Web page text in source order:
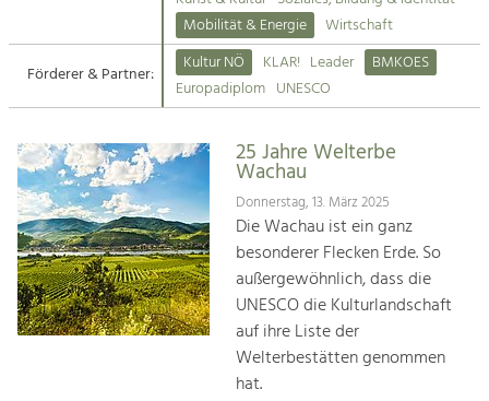
Suche
Impressum
Kontakt
Tourismus
Angebotsentwicklung und
Kunst & Kultur
Handwerk, Wissenschaft und Forschung.
Soziales, Bildung &
Identität
Gleichberechtigung, Jugend und
Integration
Mobilität & Energie
Klimawandel, öffentlicher Verkehr und
Mobilität & Energie
Wirtschaft
Förderer & Partner:
Kultur NÖ KLAR! Leader
BMKOES
Europadiplom UNESCO
25 Jahre Welterbe
Wachau
Donnerstag, 13. März 2025
Die Wachau ist ein ganz
besonderer Flecken Erde. So
außergewöhnlich, dass die
UNESCO die Kulturlandschaft
auf ihre Liste der
Welterbestätten genommen
hat.